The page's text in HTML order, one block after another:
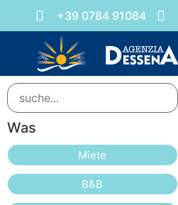
+39 0784 91084
Was
Miete
B&B